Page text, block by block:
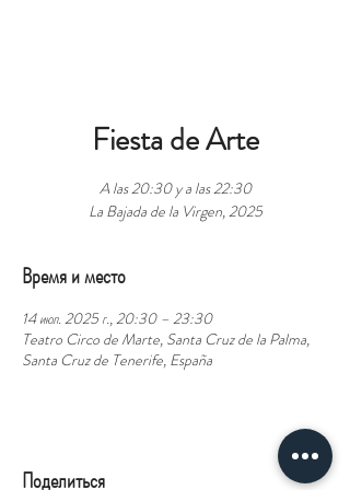
Fiesta de Arte
A las 20:30 y a las 22:30
La Bajada de la Virgen, 2025
Время и место
14 июл. 2025 г., 20:30 – 23:30
Teatro Circo de Marte, Santa Cruz de la Palma,
Santa Cruz de Tenerife, España
Поделиться